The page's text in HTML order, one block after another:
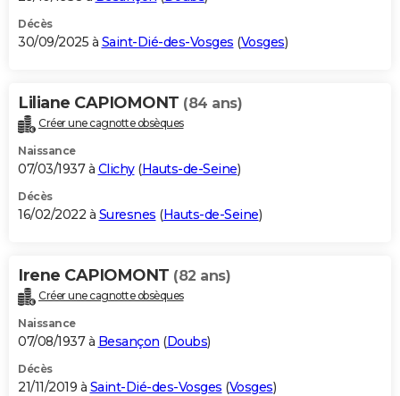
GUIDES D'ACHAT
BONS PLANS
Carte de Noël
Carte Bonne année
Carte Saint-Valentin
Carte Pâques
Carte d'anniversaire
DICTIONNAIRE
Dictionnaire
Biographies
Citations
Expressions
Proverbes
PROGRAMME TV
S'inscrire
Se connecter
Lycées
Collèges
Primaires
Universités
Entreprises
Service militaire
Avis de recherche
AVIS DE DÉCÈS
Bricolage
Lifestyle
Culture
Sport
Auto
Television
Voyage
Cinema
Décès
30/09/2025 à Saint-Dié-des-Vosges (Vosges)
Liliane CAPIOMONT (84 ans)
Créer une cagnotte obsèques
Naissance
07/03/1937 à Clichy(Hauts-de-Seine)
Décès
16/02/2022 à Suresnes (Hauts-de-Seine)
Irene CAPIOMONT (82 ans)
Créer une cagnotte obsèques
Naissance
07/08/1937 à Besançon (Doubs)
Décès
21/11/2019 à Saint-Dié-des-Vosges (Vosges)